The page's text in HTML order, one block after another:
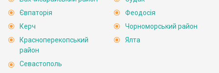
Євпаторія
Керч
Красноперекопський
район
Севастополь
Феодосія
Чорноморський район
Ялта